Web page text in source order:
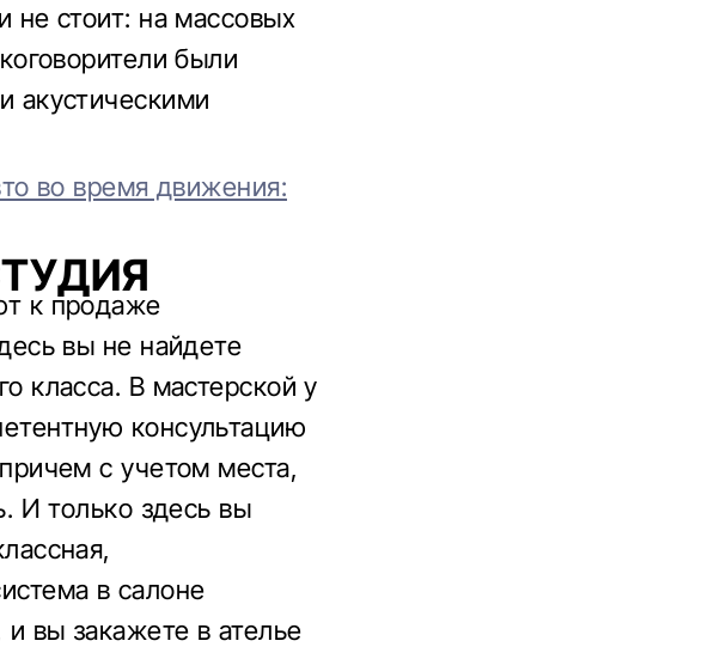
не стоит: на массовых
были
акустическими
во время движения:
к продаже
вы не найдете
класса. В мастерской у
консультацию
с учетом места,
И только здесь вы
в салоне
вы закажете в ателье